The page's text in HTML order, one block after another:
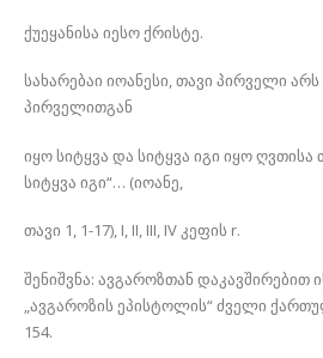
ქუეყანისა იესო ქრისტე.
სახარებაი იოანესი, თავი პირველი
პირველითგან
იყო სიტყვა და სიტყვა იგი იყო
სიტყვა იგი“… (იოანე,
თავი 1, 1-17), I, II, III, IV კეფის r.
შენიშვნა: ავგაროზთან დაკავშირებით
„ავგაროზის ეპისტოლის“ ძველი
154.